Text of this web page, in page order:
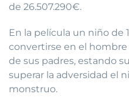
de 26.507.290€.
En la película un niño de
convertirse en el hombre
de sus padres, estando
superar la adversidad el
monstruo.